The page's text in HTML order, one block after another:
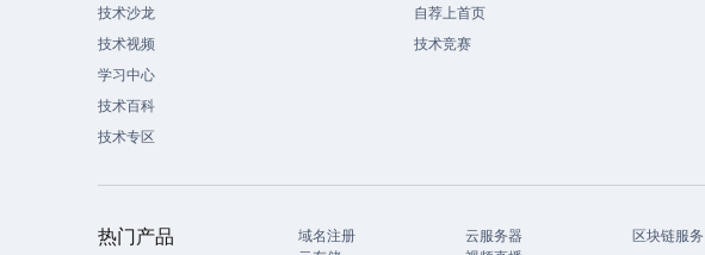
技术沙龙
技术视频
学习中心
技术百科
技术专区
自荐上首页
技术竞赛
热门产品 域名注册 云服务器 区块链服务